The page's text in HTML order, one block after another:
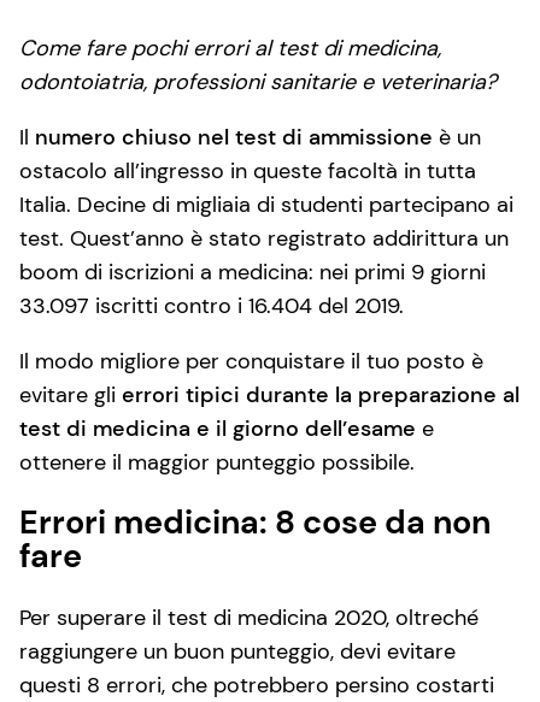
Come fare pochi errori al test di medicina,
odontoiatria, professioni sanitarie e veterinaria?
Il numero chiuso nel test di ammissione è un
ostacolo all’ingresso in queste facoltà in tutta
Italia. Decine di migliaia di studenti partecipano ai
test. Quest’anno è stato registrato addirittura un
boom di iscrizioni a medicina: nei primi 9 giorni
33.097 iscritti contro i 16.404 del 2019.
Il modo migliore per conquistare il tuo posto è
evitare gli errori tipici durante la preparazione al
test di medicina e il giorno dell’esame e
ottenere il maggior punteggio possibile.
Errori medicina: 8 cose da non
fare
Per superare il test di medicina 2020, oltreché
raggiungere un buon punteggio, devi evitare
questi 8 errori, che potrebbero persino costarti